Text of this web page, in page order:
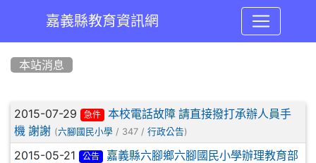
嘉義縣教育資訊網
本站消息
文章列表
2015-07-29 急件
本校電話故障 請直接撥打承辦人員手
機 謝謝 (六腳國民小學 / 347 / 行政公告)
2015-05-21 公告
嘉義縣六腳鄉六腳國民小學辦理教育部